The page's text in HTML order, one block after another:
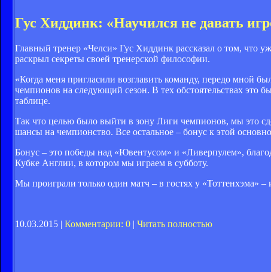
Гус Хиддинк: «Научился не давать
Главный тренер «Челси» Гус Хиддинк рассказал о том, что
раскрыл секреты своей тренерской философии.
«Когда меня пригласили возглавить команду, передо мной
чемпионов на следующий сезон. В тех обстоятельствах это
таблице.
Так что целью было выйти в зону Лиги чемпионов, мы это
шансы на чемпионство. Все остальное – бонус к этой
Бонус – это победы над «Ювентусом» и «Ливерпулем»,
Кубке Англии, в котором мы играем в субботу.
Мы проиграли только один матч – в гостях у «Тоттенхэма»
10.03.2015 | Комментарии: 0 | Читать полностью